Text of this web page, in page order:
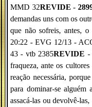
MMD 32REVIDE -
demandas uns com os
que não sofreis, antes,
20:22 - EVG 12/13 -
43 - vtb 2385REVIDE
fraqueza, ante os
reação necessária,
para dominar-se alguém
assacá-las ou devolvê-